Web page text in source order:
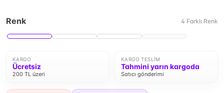
Renk 4 Farklı Renk
KARGO
Ücretsiz
200 TL üzeri
KARGO TESLIM
Tahmini yarın kargoda
Satıcı gönderimi